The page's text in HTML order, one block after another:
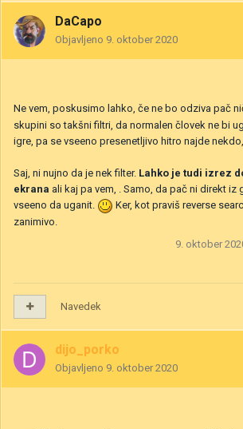
DaCapo
Objavljeno 9. oktober 2020
Ne vem, poskusimo lahko, če ne bo odziva pač
skupini so takšni filtri, da normalen človek ne bi
igre, pa se vseeno presenetljivo hitro najde
Saj, ni nujno da je nek filter. Lahko je tudi izrez
ekrana ali kaj pa vem, . Samo, da pač ni direkt iz
vseeno da uganit.
Ker, kot praviš reverse
zanimivo.
9. oktober
Navedek
dijo_porko
Objavljeno 9. oktober 2020